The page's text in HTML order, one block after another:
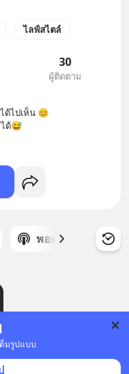
มรูปแบบ
ไลฟ์สไตล์
30
ผู้ติดตาม
ด้ไปเห็น 😊
ด้😅
พอดแคสต์